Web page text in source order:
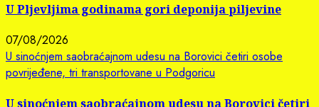
U Pljevljima godinama gori deponija piljevine
07/08/2026
U sinoćnjem saobraćajnom udesu na Borovici četiri osobe
povrijeđene, tri transportovane u Podgoricu
U sinoćnjem saobraćajnom udesu na Borovici četiri